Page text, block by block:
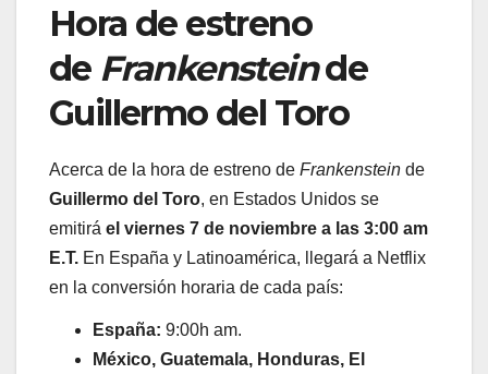
Hora de estreno
de Frankensteinde
Guillermo del Toro
Acerca de la hora de estreno de Frankenstein de
Guillermo del Toro, en Estados Unidos se
emitirá el viernes 7 de noviembre a las 3:00 am
E.T. En España y Latinoamérica, llegará a Netflix
en la conversión horaria de cada país:
España: 9:00h am.
México, Guatemala, Honduras, El